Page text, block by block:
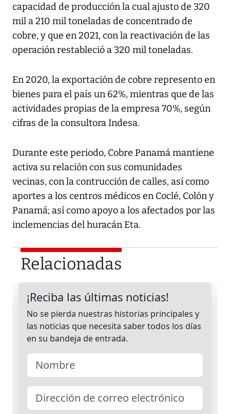
capacidad de producción la cual ajusto de 320
mil a 210 mil toneladas de concentrado de
cobre, y que en 2021, con la reactivación de las
operación restableció a 320 mil toneladas.
En 2020, la exportación de cobre represento en
bienes para el país un 62%, mientras que de las
actividades propias de la empresa 70%, según
cifras de la consultora Indesa.
Durante este periodo, Cobre Panamá mantiene
activa su relación con sus comunidades
vecinas, con la contrucción de calles, así como
aportes a los centros médicos en Coclé, Colón y
Panamá; así como apoyo a los afectados por las
inclemencias del huracán Eta.
Relacionadas